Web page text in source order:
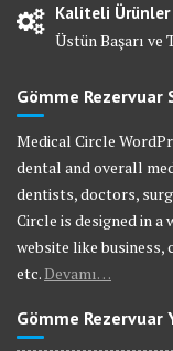
Kaliteli Ürünler
Üstün Başarı ve
Gömme Rezervuar
Medical Circle
dental and overall
dentists, doctors,
Circle is designed in a
website like business,
etc. Devamı…
Gömme Rezervuar